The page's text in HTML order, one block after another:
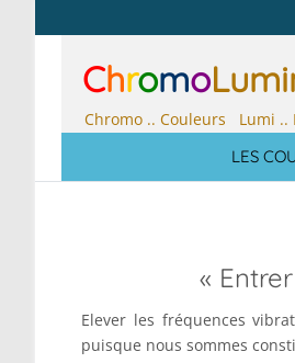
Chromo
Chromo .. Couleurs Lumi
LES
«
Elever les fréquences
puisque nous sommes